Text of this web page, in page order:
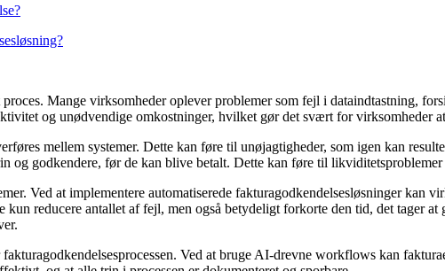
Mange virksomheder oplever problemer som fejl i dataindtastning,
og unødvendige omkostninger, hvilket gør det svært for virksomheder
mellem systemer. Dette kan føre til unøjagtigheder, som igen kan
og godkendere, før de kan blive betalt. Dette kan føre til
Ved at implementere automatiserede fakturagodkendelsesløsninger kan
reducere antallet af fejl, men også betydeligt forkorte den tid, det tager
Ved at bruge AI-drevne workflows kan